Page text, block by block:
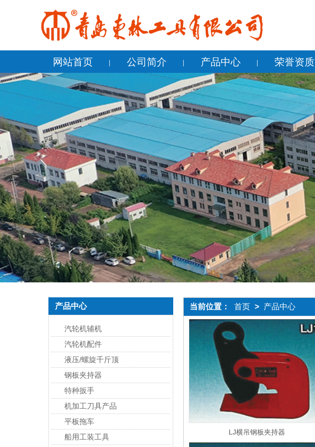
网站首页 公司简介
公司简介
企业文化
产品中心 荣誉资质
产品中心
汽轮机辅机
汽轮机配件
液压/螺旋千斤顶
钢板夹持器
特种扳手
机加工刀具产品
平板拖车
船用工装工具
当前位置： 首页 > 产品中心
LJ横吊钢板夹持器